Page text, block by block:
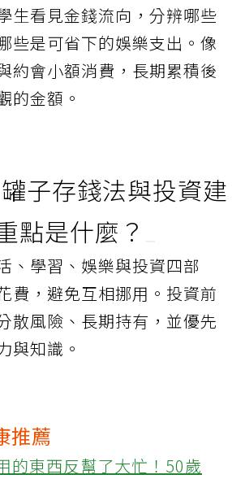
生看見金錢流向，分辨哪些
些是可省下的娛樂支出。像
約會小額消費，長期累積後
的金額。
子存錢法與投資建
點是什麼？
、學習、娛樂與投資四部
費，避免互相挪用。投資前
散風險、長期持有，並優先
與知識。
推薦
的東西反幫了大忙！50歲